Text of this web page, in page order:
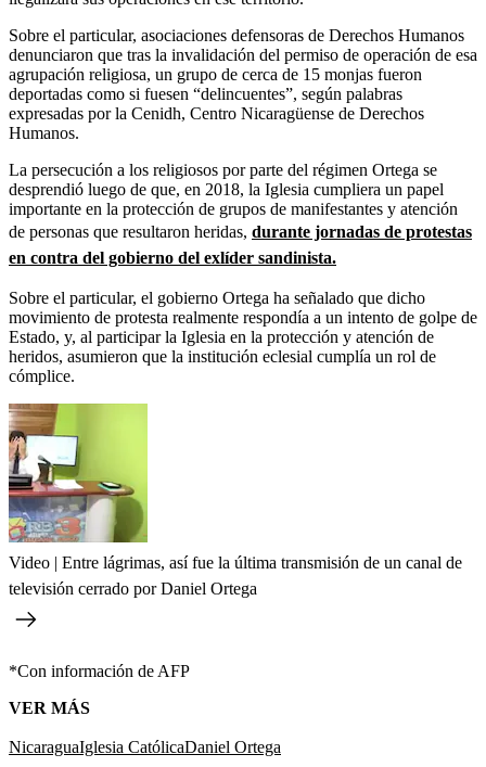
Sobre el particular, asociaciones defensoras de Derechos Humanos
denunciaron que tras la invalidación del permiso de operación de esa
agrupación religiosa, un grupo de cerca de 15 monjas fueron
deportadas como si fuesen “delincuentes”, según palabras
expresadas por la Cenidh, Centro Nicaragüense de Derechos
Humanos.
La persecución a los religiosos por parte del régimen Ortega se
desprendió luego de que, en 2018, la Iglesia cumpliera un papel
importante en la protección de grupos de manifestantes y atención
de personas que resultaron heridas, durante jornadas de protestas
en contra del gobierno del exlíder sandinista.
Sobre el particular, el gobierno Ortega ha señalado que dicho
movimiento de protesta realmente respondía a un intento de golpe de
Estado, y, al participar la Iglesia en la protección y atención de
heridos, asumieron que la institución eclesial cumplía un rol de
cómplice.
Video | Entre lágrimas, así fue la última transmisión de un canal de
televisión cerrado por Daniel Ortega
*Con información de AFP
VER MÁS
NicaraguaIglesia CatólicaDaniel Ortega